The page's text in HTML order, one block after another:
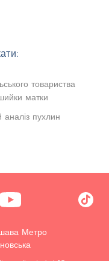
товариства
шийки матки
пухлин
Метро